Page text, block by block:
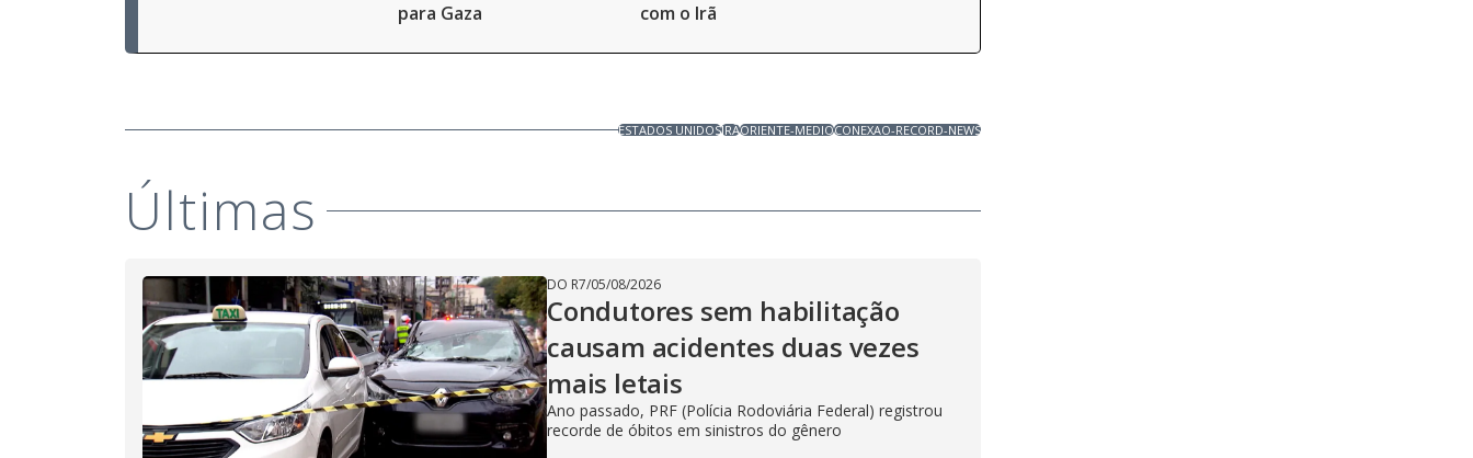
para Gaza
com o Irã
ESTADOS UNIDOSIRÃORIENTE-MEDIOCONEXAO-RECORD-NEWS
Últimas
DO R7/05/08/2026
Condutores sem habilitação
causam acidentes duas vezes
mais letais
Ano passado, PRF (Polícia Rodoviária Federal) registrou
recorde de óbitos em sinistros do gênero